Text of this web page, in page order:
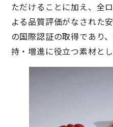
ただけることに加え、全
よる品質評価がなされた
の国際認証の取得であり
持・増進に役立つ素材と